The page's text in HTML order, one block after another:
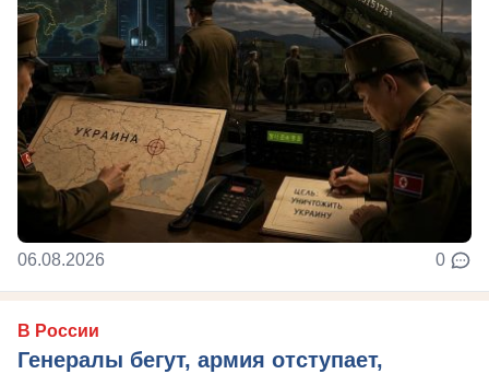
06.08.2026 0
В России
Генералы бегут, армия отступает,